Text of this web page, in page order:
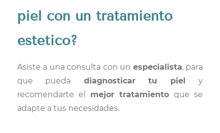
piel con un tratamiento
estético?
Asiste a una consulta con un especialista, para
que pueda diagnosticar tu piely
recomendarte el mejor tratamiento que se
adapte a tus necesidades.